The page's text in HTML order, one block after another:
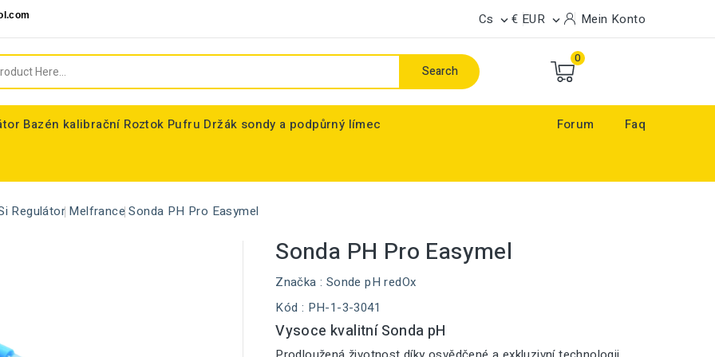
Cs € EUR  Mein Konto
Search
0
Bazén kalibrační Roztok Pufru Držák sondy a podpůrný límec Forum Faq
Regulátor Melfrance Sonda PH Pro Easymel
Sonda PH Pro Easymel
Značka : Sonde pH redOx
Kód : PH-1-3-3041
Vysoce kvalitní Sonda pH